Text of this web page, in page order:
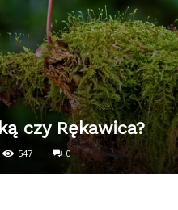
czy Rękawica?
547 0